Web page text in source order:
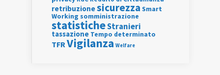
retribuzionesicurezza Smart
Working somministrazione
statisticheStranieri
tassazione Tempo determinato
TFRVigilanza Welfare